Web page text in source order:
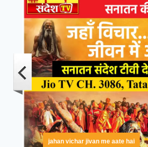
jahan vichar jivan me aate hai